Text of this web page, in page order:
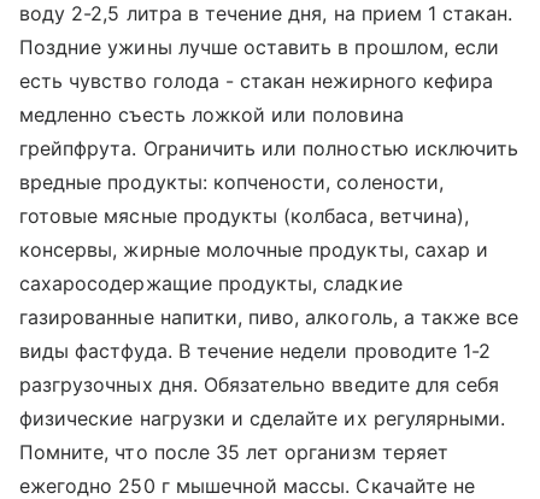
воду 2-2,5 литра в течение дня, на прием 1 стакан.
Поздние ужины лучше оставить в прошлом, если
есть чувство голода - стакан нежирного кефира
медленно съесть ложкой или половина
грейпфрута. Ограничить или полностью исключить
вредные продукты: копчености, солености,
готовые мясные продукты (колбаса, ветчина),
консервы, жирные молочные продукты, сахар и
сахаросодержащие продукты, сладкие
газированные напитки, пиво, алкоголь, а также все
виды фастфуда. В течение недели проводите 1-2
разгрузочных дня. Обязательно введите для себя
физические нагрузки и сделайте их регулярными.
Помните, что после 35 лет организм теряет
ежегодно 250 г мышечной массы. Скачайте не